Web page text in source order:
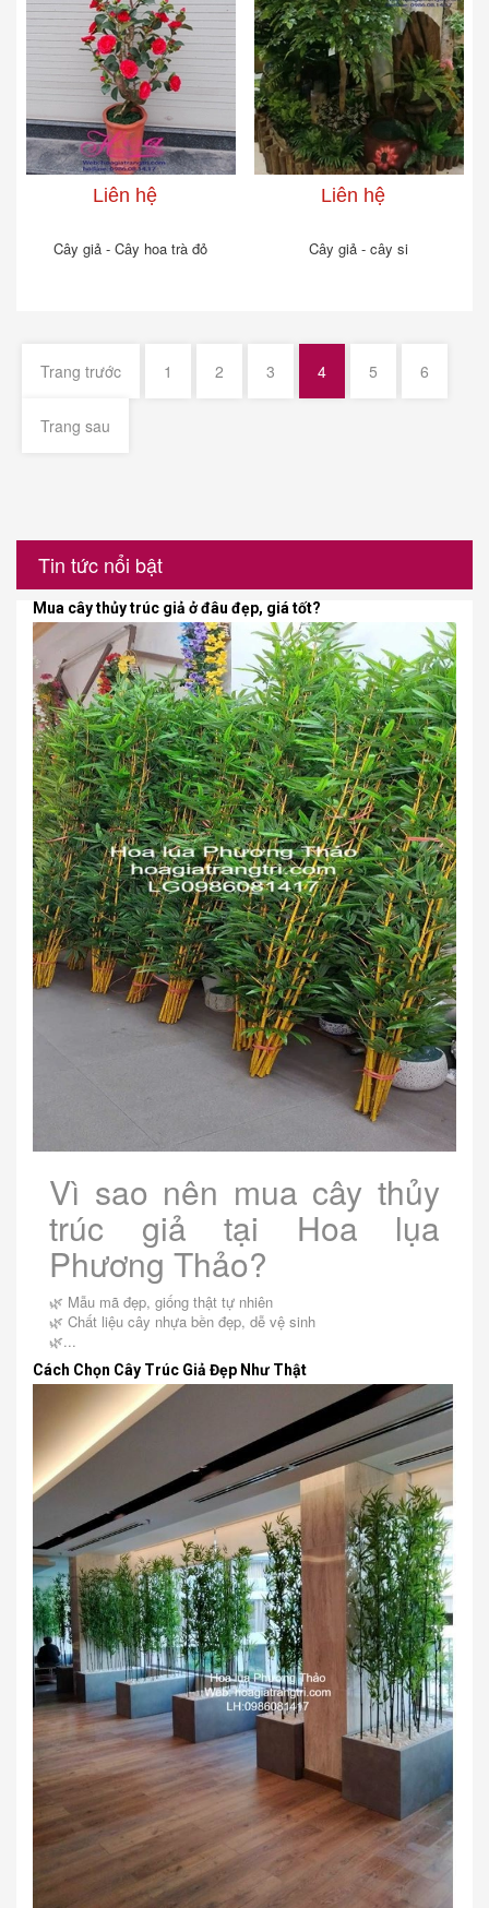
Liên hệ
Cây giả - Cây hoa trà đỏ
Liên hệ
Cây giả - cây si
Trang trước 1 2 3 4 5 6
Trang sau
Tin tức nổi bật
Mua cây thủy trúc giả ở đâu đẹp, giá tốt?
Vì sao nên mua cây thủy
trúc giả tại Hoa lụa
Phương Thảo?
🌿 Mẫu mã đẹp, giống thật tự nhiên
🌿 Chất liệu cây nhựa bền đẹp, dễ vệ sinh
🌿...
Cách Chọn Cây Trúc Giả Đẹp Như Thật